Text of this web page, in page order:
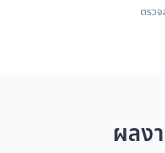
ตรว
ผลง